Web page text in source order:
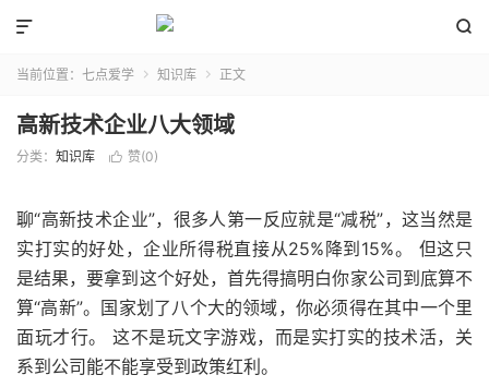


当前位置： 七点爱学  知识库  正文
高新技术企业八大领域
分类： 知识库  赞(0)
聊“高新技术企业”，很多人第一反应就是“减税”，这当然是
实打实的好处，企业所得税直接从25%降到15%。 但这只
是结果，要拿到这个好处，首先得搞明白你家公司到底算不
算“高新”。国家划了八个大的领域，你必须得在其中一个里
面玩才行。 这不是玩文字游戏，而是实打实的技术活，关
系到公司能不能享受到政策红利。